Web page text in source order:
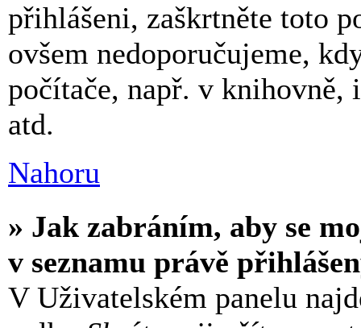
přihlášeni, zaškrtněte toto
ovšem nedoporučujeme,
počítače, např. v knihovně,
atd.
Nahoru
» Jak zabráním, aby se
v seznamu právě
V Uživatelském panelu